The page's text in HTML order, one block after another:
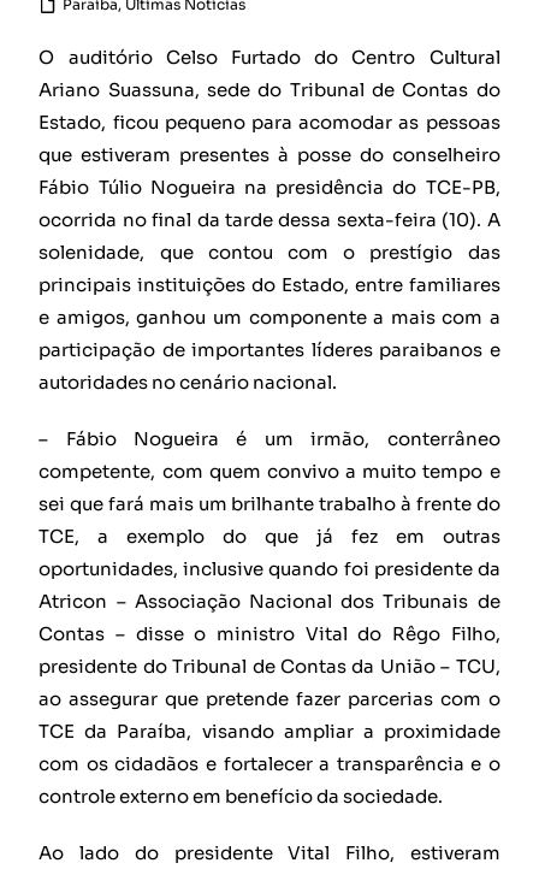
Paraíba, Últimas Noticias
O auditório Celso Furtado do Centro Cultural
Ariano Suassuna, sede do Tribunal de Contas do
Estado, ficou pequeno para acomodar as pessoas
que estiveram presentes à posse do conselheiro
Fábio Túlio Nogueira na presidência do TCE-PB,
ocorrida no final da tarde dessa sexta-feira (10). A
solenidade, que contou com o prestígio das
principais instituições do Estado, entre familiares
e amigos, ganhou um componente a mais com a
participação de importantes líderes paraibanos e
autoridades no cenário nacional.
– Fábio Nogueira é um irmão, conterrâneo
competente, com quem convivo a muito tempo e
sei que fará mais um brilhante trabalho à frente do
TCE, a exemplo do que já fez em outras
oportunidades, inclusive quando foi presidente da
Atricon – Associação Nacional dos Tribunais de
Contas – disse o ministro Vital do Rêgo Filho,
presidente do Tribunal de Contas da União – TCU,
ao assegurar que pretende fazer parcerias com o
TCE da Paraíba, visando ampliar a proximidade
com os cidadãos e fortalecer a transparência e o
controle externo em benefício da sociedade.
Ao lado do presidente Vital Filho, estiveram